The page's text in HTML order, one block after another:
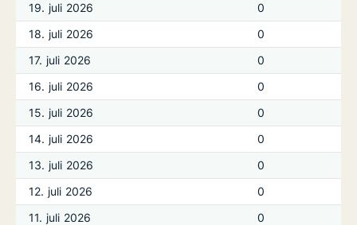
19. juli 2026
0
18. juli 2026
0
17. juli 2026
0
16. juli 2026
0
15. juli 2026
0
14. juli 2026
0
13. juli 2026
0
12. juli 2026
0
11. juli 2026
0